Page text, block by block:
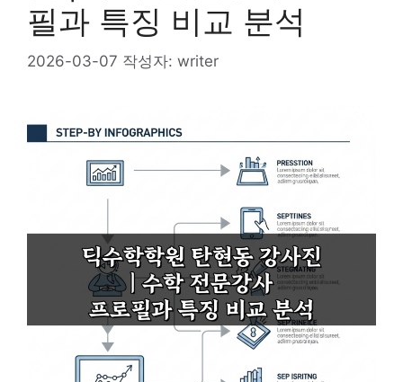
필과 특징 비교 분석
2026-03-07 작성자: writer